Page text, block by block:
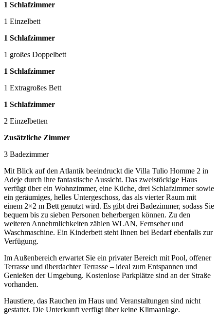
1 Schlafzimmer
1 Einzelbett
1 Schlafzimmer
1 großes Doppelbett
1 Schlafzimmer
1 Extragroßes Bett
1 Schlafzimmer
2 Einzelbetten
Zusätzliche Zimmer
3 Badezimmer
Mit Blick auf den Atlantik beeindruckt die Villa Tulio Homme 2 in
Adeje durch ihre fantastische Aussicht. Das zweistöckige Haus
verfügt über ein Wohnzimmer, eine Küche, drei Schlafzimmer sowie
ein geräumiges, helles Untergeschoss, das als vierter Raum mit
einem 2×2 m Bett genutzt wird. Es gibt drei Badezimmer, sodass Sie
bequem bis zu sieben Personen beherbergen können. Zu den
weiteren Annehmlichkeiten zählen WLAN, Fernseher und
Waschmaschine. Ein Kinderbett steht Ihnen bei Bedarf ebenfalls zur
Verfügung.
Im Außenbereich erwartet Sie ein privater Bereich mit Pool, offener
Terrasse und überdachter Terrasse – ideal zum Entspannen und
Genießen der Umgebung. Kostenlose Parkplätze sind an der Straße
vorhanden.
Haustiere, das Rauchen im Haus und Veranstaltungen sind nicht
gestattet. Die Unterkunft verfügt über keine Klimaanlage.